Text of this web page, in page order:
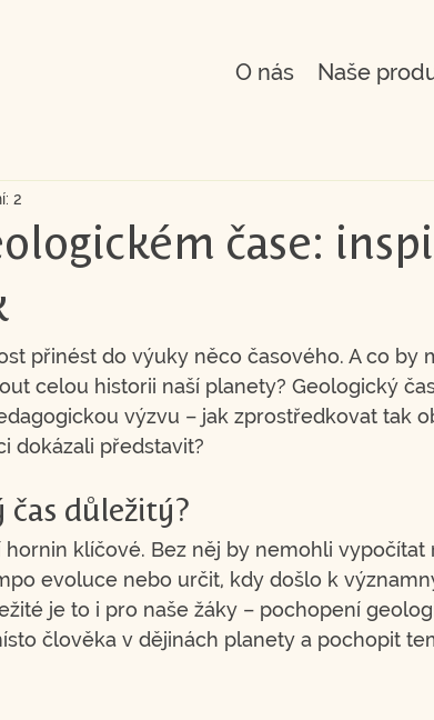
Naše
O nás
čase:
2
přinést do výuky něco časového. A co by
celou historii naší planety? Geologický
výzvu – jak zprostředkovat tak
dokázali představit?
čas důležitý?
klíčové. Bez něj by nemohli vypočítat
evoluce nebo určit, kdy došlo k
je to i pro naše žáky – pochopení
člověka v dějinách planety a pochopit